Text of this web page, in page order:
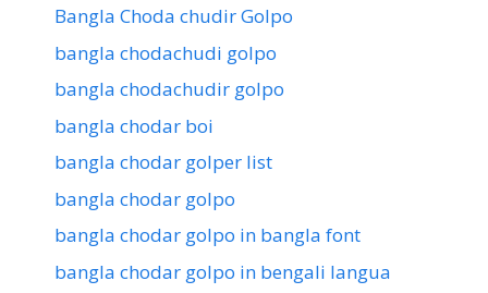
Bangla Choda chudir Golpo
bangla chodachudi golpo
bangla chodachudir golpo
bangla chodar boi
bangla chodar golper list
bangla chodar golpo
bangla chodar golpo in bangla font
bangla chodar golpo in bengali langua